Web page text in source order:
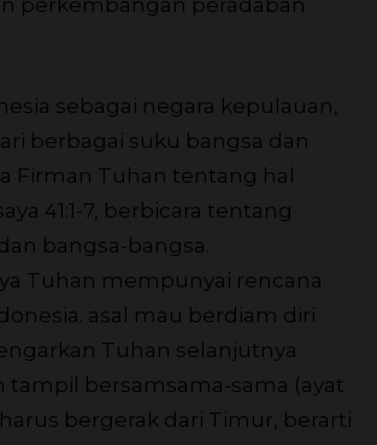
sebagai negara kepulauan,
berbagai suku bangsa dan
Firman Tuhan tentang hal
41:1-7, berbicara tentang
bangsa-bangsa.
Tuhan mempunyai rencana
asal mau berdiam diri
Tuhan selanjutnya
tampil bersamsama-sama (ayat
bergerak dari Timur, berarti